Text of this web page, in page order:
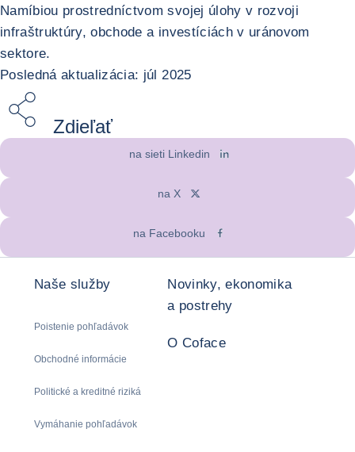
Namíbiou prostredníctvom svojej úlohy v rozvoji
infraštruktúry, obchode a investíciách v uránovom
sektore.
Posledná aktualizácia: júl 2025
Zdieľať
na sieti Linkedin
na X
na Facebooku
Naše služby
Poistenie pohľadávok
Obchodné informácie
Politické a kreditné riziká
Vymáhanie pohľadávok
Novinky, ekonomika
a postrehy
O Coface